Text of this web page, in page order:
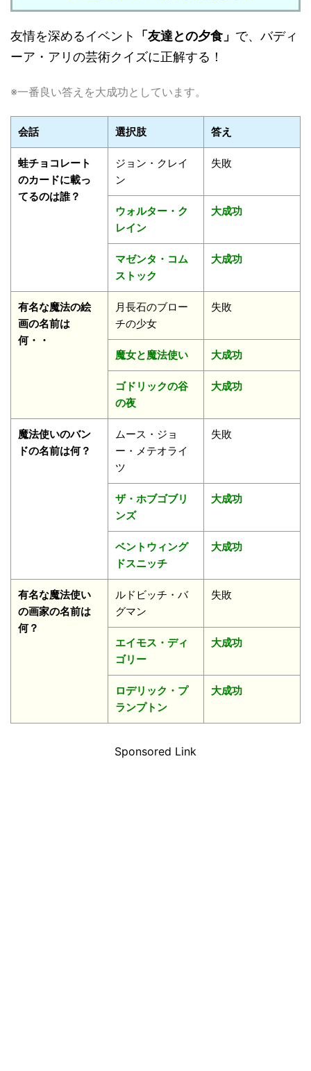
友情を深めるイベント 「友達との夕食」 で、バディ
ーア・アリの芸術クイズに正解する！
※一番良い答えを大成功としています。
会話 選択肢 答え
蛙チョコレート
のカードに載っ
てるのは誰？
ジョン・クレイ
ン
失敗
ウォルター・ク
レイン
大成功
マゼンタ・コム
ストック
大成功
有名な魔法の絵
画の名前は
何・・
月長石のブロー
チの少女
失敗
魔女と魔法使い 大成功
ゴドリックの谷
の夜
大成功
魔法使いのバン
ドの名前は何？
ムース・ジョ
ー・メテオライ
ツ
失敗
ザ・ホブゴブリ
ンズ
大成功
ベントウィング
ドスニッチ
大成功
有名な魔法使い
の画家の名前は
何？
ルドビッチ・バ
グマン
失敗
エイモス・ディ
ゴリー
大成功
ロデリック・プ
ランプトン
大成功
Sponsored Link